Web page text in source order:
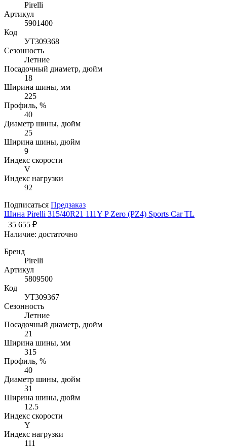
Pirelli
Артикул
5901400
Код
УТ309368
Сезонность
Летние
Посадочный диаметр, дюйм
18
Ширина шины, мм
225
Профиль, %
40
Диаметр шины, дюйм
25
Ширина шины, дюйм
9
Индекс скорости
V
Индекс нагрузки
92
Подписаться Предзаказ
Шина Pirelli 315/40R21 111Y P Zero (PZ4) Sports Car TL
35 655 ₽
Наличие: достаточно
Бренд
Pirelli
Артикул
5809500
Код
УТ309367
Сезонность
Летние
Посадочный диаметр, дюйм
21
Ширина шины, мм
315
Профиль, %
40
Диаметр шины, дюйм
31
Ширина шины, дюйм
12.5
Индекс скорости
Y
Индекс нагрузки
111